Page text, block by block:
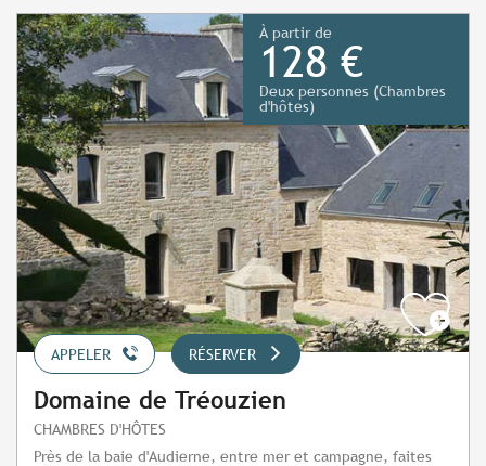
À partir de
128 €
Deux personnes (Chambres
d'hôtes)
APPELER RÉSERVER
Domaine de Tréouzien
CHAMBRES D'HÔTES
Près de la baie d'Audierne, entre mer et campagne, faites